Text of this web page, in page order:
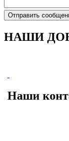
Отправить
НАШИ
Наши